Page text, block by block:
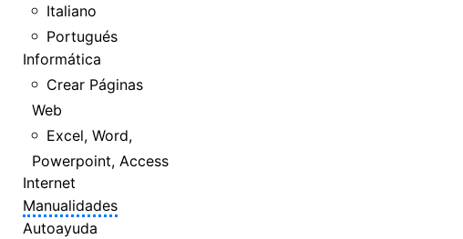
Italiano
Portugués
Informática
Crear Páginas
Web
Excel, Word,
Powerpoint, Access
Internet
Manualidades
Autoayuda